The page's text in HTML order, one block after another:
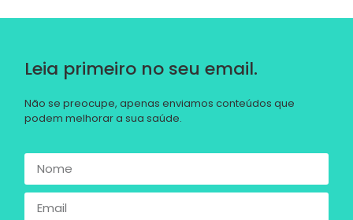
Leia primeiro no seu email.
Não se preocupe, apenas enviamos conteúdos que
podem melhorar a sua saúde.